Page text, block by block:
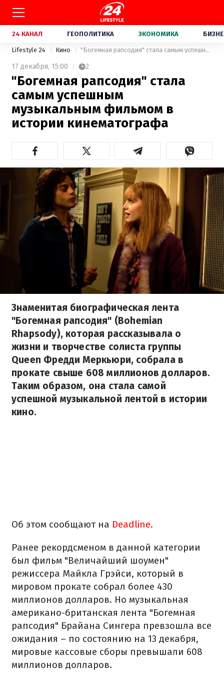
24 КАНАЛ ГЕОПОЛИТИКА ЭКОНОМИКА
Lifestyle 24 Кино "Богемная рапсодия" стала самым успешным музыкальным фильмом в истории кинематографа
17 декабря, 15:00 2
"Богемная рапсодия" стала
самым успешным
музыкальным фильмом в
истории кинематографа
Знаменитая биографическая лента
"Богемная рапсодия" (Bohemian
Rhapsody), которая рассказывала о
жизни и творчестве солиста группы
Queen Фредди Меркьюри, собрала в
прокате свыше 608 миллионов долларов.
Таким образом, она стала самой
успешной музыкальной лентой в истории
кино.
Об этом сообщают на Deadline.
Ранее рекордсменом в данной категории
был фильм "Величайший шоумен"
режиссера Майкла Грэйси, который в
мировом прокате собрал более 430
миллионов долларов. Но музыкальная
американо-британская лента "Богемная
рапсодия" Брайана Сингера превзошла все
ожидания – по состоянию на 13 декабря,
мировые кассовые сборы превышали 608
миллионов долларов.